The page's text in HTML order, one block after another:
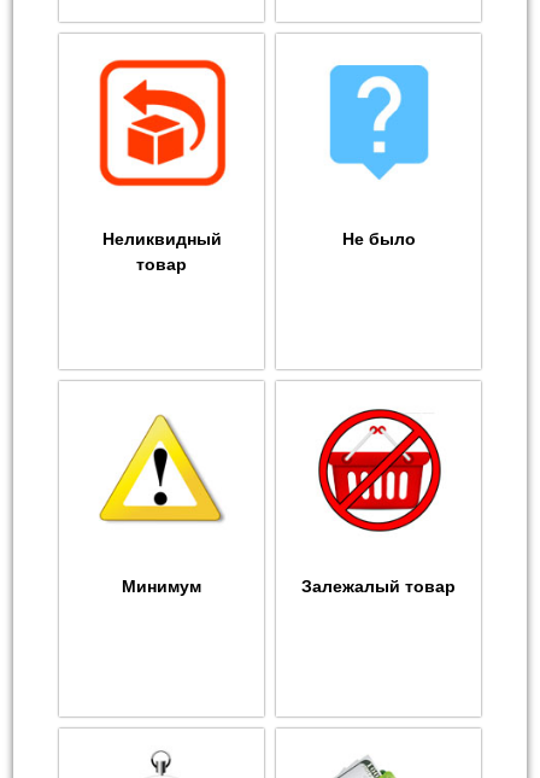
Неликвидный
товар
Не было
Минимум Залежалый товар